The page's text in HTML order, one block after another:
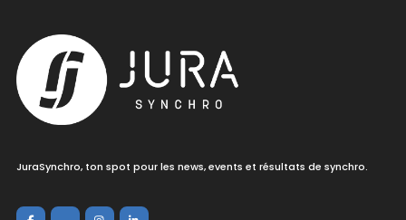
JuraSynchro, ton spot pour les news, events et résultats de synchro.